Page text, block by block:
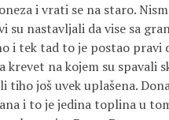
i vrati se na staro.
nastavljali da vise sa
i tek tad to je postao pravi
na kojem su spavali
tiho još uvek uplašena.
i to je jedina toplina u